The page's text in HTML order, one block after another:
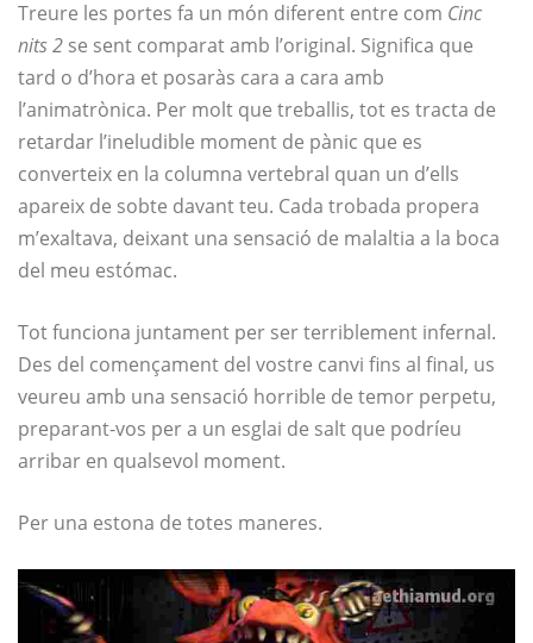
Treure les portes fa un món diferent entre com Cinc
nits 2 se sent comparat amb l’original. Significa que
tard o d’hora et posaràs cara a cara amb
l’animatrònica. Per molt que treballis, tot es tracta de
retardar l’ineludible moment de pànic que es
converteix en la columna vertebral quan un d’ells
apareix de sobte davant teu. Cada trobada propera
m’exaltava, deixant una sensació de malaltia a la boca
del meu estómac.
Tot funciona juntament per ser terriblement infernal.
Des del començament del vostre canvi fins al final, us
veureu amb una sensació horrible de temor perpetu,
preparant-vos per a un esglai de salt que podríeu
arribar en qualsevol moment.
Per una estona de totes maneres.